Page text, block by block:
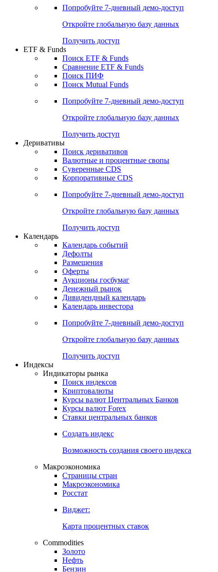
Получить доступ
Поиск кредитов
Попробуйте7-дневный
Откройте глобальную базу данных
Получить доступ
ETF & Funds
Сравнение ETF & Funds
Поиск Mutual Funds
Попробуйте7-дневный
Откройте глобальную базу данных
Получить доступ
Деривативы
Валютные и процентные свопы
Корпоративные CDS
Попробуйте7-дневный
Откройте глобальную базу данных
Получить доступ
Календарь
Календарь событий
Дефолты
Размещения
Оферты
Денежный рынок
Календарь инвестора
Попробуйте7-дневный
Откройте глобальную базу данных
Получить доступ
Индикаторы рынка
Поиск индексов
Курсы валют Центральных Банков
Ставки центральных банков
Создать индекс
Возможность создания своего индекса
Страницы стран
Росстат
Виджет:
Карта процентных ставок